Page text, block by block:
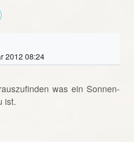
2012 08:24
was ein Sonnen-
ist.